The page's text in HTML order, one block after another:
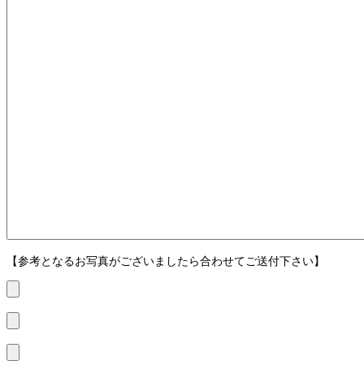
【参考となるお写真がございましたら合わせてご送付下さい】